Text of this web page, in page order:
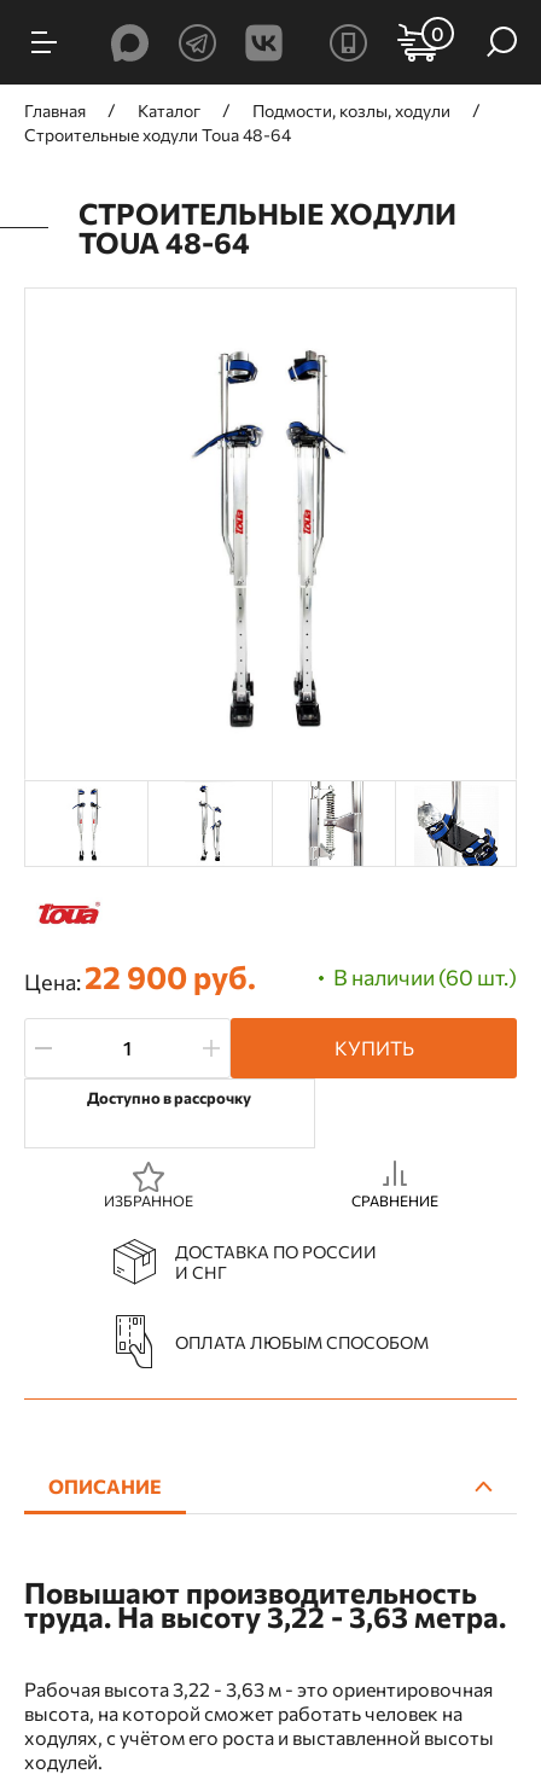
0
Главная Каталог
Подмости, козлы, ходули
Строительные ходули Toua 48-64
СТРОИТЕЛЬНЫЕ ХОДУЛИ
TOUA 48-64
В наличии (60 шт.)
Цена:22 900 руб.
КУПИТЬ
Доступно в рассрочку
ИЗБРАННОЕ СРАВНЕНИЕ
ДОСТАВКА ПО РОССИИ
И СНГ
ОПЛАТА ЛЮБЫМ СПОСОБОМ
ОПИСАНИЕ
Повышают производительность
труда. На высоту 3,22 - 3,63 метра.
Рабочая высота 3,22 - 3,63 м - это ориентировочная
высота, на которой сможет работать человек на
ходулях, с учётом его роста и выставленной высоты
ходулей.